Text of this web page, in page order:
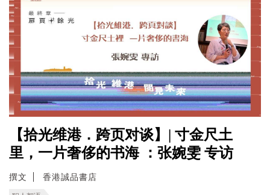
【拾光维港．跨页对谈】| 寸金尺土
里，一片奢侈的书海 ：张婉雯 专访
撰文 香港誠品書店